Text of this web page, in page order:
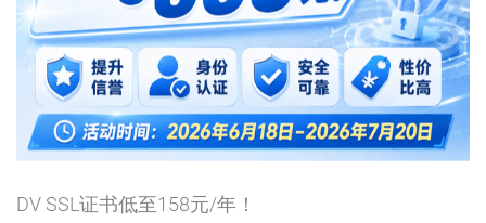
DV SSL证书低至158元/年！